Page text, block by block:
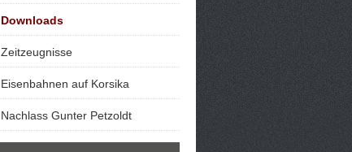
Downloads
Zeitzeugnisse
Eisenbahnen auf Korsika
Nachlass Gunter Petzoldt